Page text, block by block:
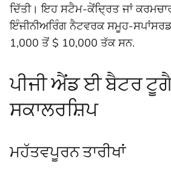
ਦਿੱਤੀ। ਇਹ ਸਟੈਮ-ਕੇਂਦ੍ਰਿਤ ਜਾਂ
ਇੰਜੀਨੀਅਰਿੰਗ ਨੈਟਵਰਕ ਸਮੂਹ-
1,000 ਤੋਂ $ 10,000 ਤੱਕ ਸਨ.
ਪੀਜੀ ਐਂਡ ਈ ਬੈਟਰ
ਸਕਾਲਰਸ਼ਿਪ
ਮਹੱਤਵਪੂਰਨ ਤਾਰੀਖਾਂ